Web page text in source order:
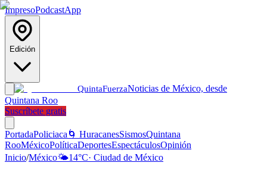
ImpresoPodcastApp
Edición
QuintaFuerzaNoticias de México, desde
Quintana Roo
Suscríbete gratis
PortadaPoliciaca 🌀 HuracanesSismosQuintana
RooMéxicoPolíticaDeportesEspectáculosOpinión
Inicio/México🌤️14°C· Ciudad de México